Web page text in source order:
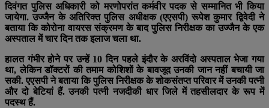
दिवंगत पुलिस अधिकारी को मरणोपरांत कर्मवीर पदक से सम्मानित भी किया
जायेगा. उज्जैन के अतिरिक्त पुलिस अधीक्षक (एएसपी) रूपेश कुमार द्विवेदी ने
बताया कि कोरोना वायरस संक्रमण के बाद पुलिस निरीक्षक का उज्जैन के एक
अस्पताल में चार दिन तक इलाज चला था.
हालत गंभीर होने पर उन्हें 10 दिन पहले इंदौर के अरविंदो अस्पताल भेजा गया
था, लेकिन डॉक्टरों की तमाम कोशिशों के बावजूद उनकी जान नहीं बचायी जा
सकी. एएसपी ने बताया कि पुलिस निरीक्षक के शोकसंतप्त परिवार में उनकी पत्नी
और दो बेटियां हैं. उनकी पत्नी नजदीकी धार जिले में तहसीलदार के रूप में
पदस्थ हैं.